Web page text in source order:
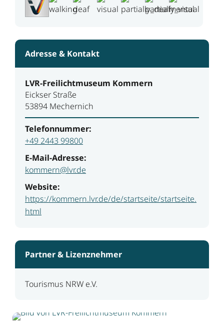
Adresse & Kontakt
LVR-Freilichtmuseum Kommern
Eickser Straße
53894 Mechernich
Telefonnummer:
+49 2443 99800
E-Mail-Adresse:
kommern@lvr.de
Website:
https://kommern.lvr.de/de/startseite/startseite.
html
Partner & Lizenznehmer
Tourismus NRW e.V.